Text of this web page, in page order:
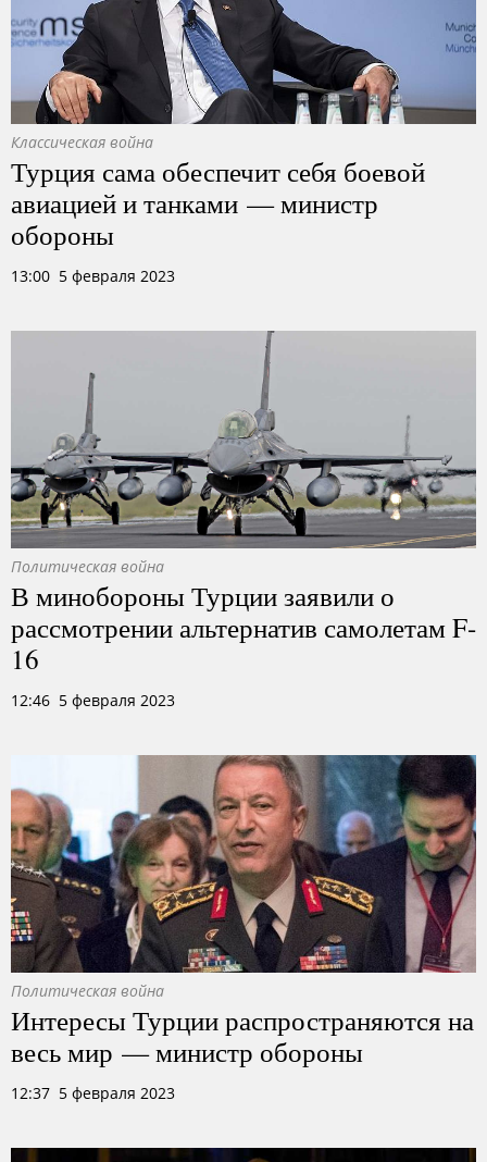
Классическая война
Турция сама обеспечит себя боевой
авиацией и танками — министр
обороны
13:00 5 февраля 2023
Политическая война
В минобороны Турции заявили о
рассмотрении альтернатив самолетам F-
16
12:46 5 февраля 2023
Политическая война
Интересы Турции распространяются на
весь мир — министр обороны
12:37 5 февраля 2023